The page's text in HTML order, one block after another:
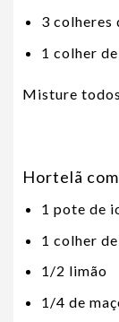
3 colheres
1 colher
Misture
Hortelã
1 pote de
1 colher
1/2 limão
1/4 de